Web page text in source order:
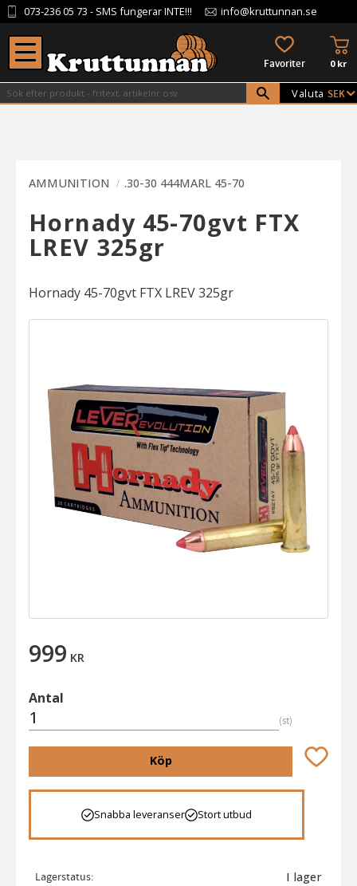
Meny
073-236 05 73 - SMS fungerar INTE!!! info@kruttunnan.se
FAVORITER 0kr
Valuta
AMMUNITION .30-30 444MARL 45-70
Hornady 45-70gvt FTX
LREV 325gr
Hornady 45-70gvt FTX LREV 325gr
999 KR
Antal
st
Köp Lägg till
Snabba leveranser Stort utbud
Lagerstatus
I lager